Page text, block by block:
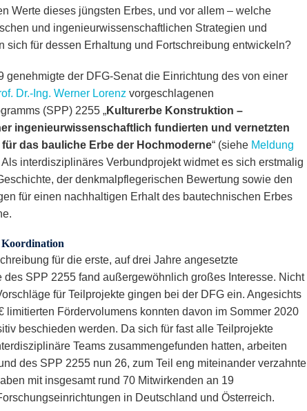
Werte dieses jüngsten Erbes, und vor allem – welche
und ingenieurwissenschaftlichen Strategien und
sich für dessen Erhaltung und Fortschreibung entwickeln?
genehmigte der DFG-Senat die Einrichtung des von einer
Dr.-Ing. Werner Lorenz vorgeschlagenen
(SPP) 2255 „Kulturerbe Konstruktion –
ingenieurwissenschaftlich fundierten und vernetzten
für das bauliche Erbe der Hochmoderne“ (siehe Meldung
Als interdisziplinäres Verbundprojekt widmet es sich erstmalig
der denkmalpflegerischen Bewertung sowie den
für einen nachhaltigen Erhalt des bautechnischen Erbes
für die erste, auf drei Jahre angesetzte
des SPP 2255 fand außergewöhnlich großes Interesse. Nicht
für Teilprojekte gingen bei der DFG ein. Angesichts
limitierten Fördervolumens konnten davon im Sommer 2020
beschieden werden. Da sich für fast alle Teilprojekte
Teams zusammengefunden hatten, arbeiten
des SPP 2255 nun 26, zum Teil eng miteinander verzahnte
mit insgesamt rund 70 Mitwirkenden an 19
in Deutschland und Österreich.